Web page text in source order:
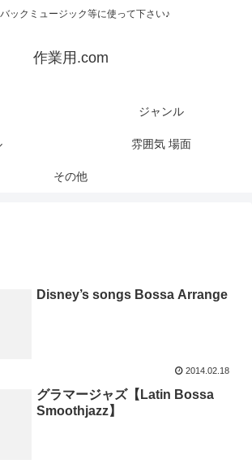
ックミュージック等に使って下さい♪
作業用.com
ジャンル
雰囲気 場面
その他
Disney’s songs Bossa Arrange
2014.02.18
グラマージャズ【Latin Bossa
Smoothjazz】